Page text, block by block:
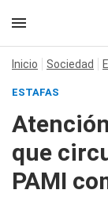
Inicio Sociedad
ESTAFAS
que
PAMI